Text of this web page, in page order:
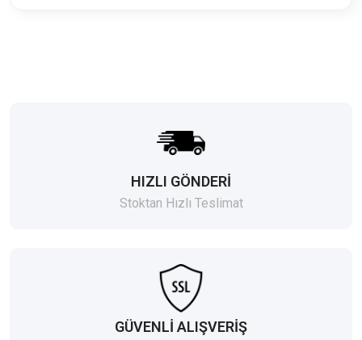
HIZLI GÖNDERİ
Stoktan Hızlı Teslimat
GÜVENLİ ALIŞVERİŞ